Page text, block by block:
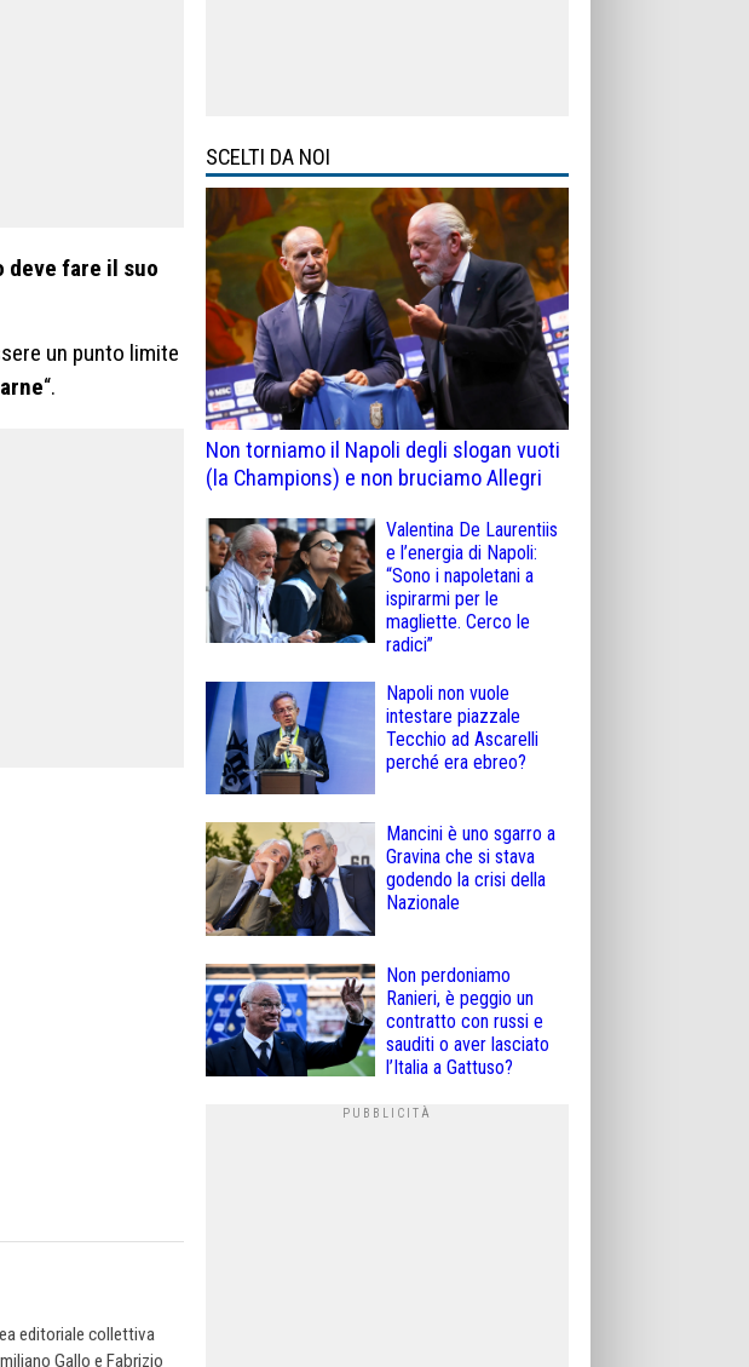
deve fare il suo
un punto limite
“.
editoriale collettiva
Gallo e Fabrizio
SCELTI DA NOI
Non torniamo il Napoli degli slogan vuoti
(la Champions) e non bruciamo Allegri
Valentina De Laurentiis
e l’energia di Napoli:
“Sono i napoletani a
ispirarmi per le
magliette. Cerco le
radici”
Napoli non vuole
intestare piazzale
Tecchio ad Ascarelli
perché era ebreo?
Mancini è uno sgarro a
Gravina che si stava
godendo la crisi della
Nazionale
Non perdoniamo
Ranieri, è peggio un
contratto con russi e
sauditi o aver lasciato
l’Italia a Gattuso?